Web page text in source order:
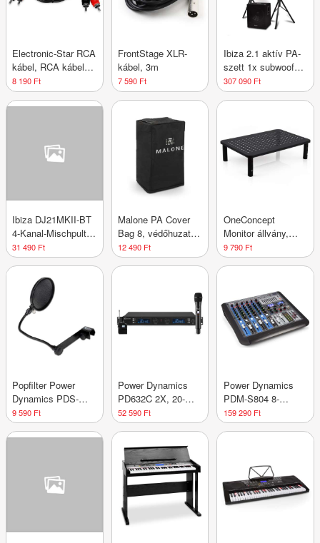
Electronic-Star RCA
kábel, RCA kábel, 2
m
8 190 Ft
FrontStage XLR-
kábel, 3m
7 590 Ft
Ibiza 2.1 aktív PA-
szett 1x subwoofer
2x szatelit 2x
állvány
307 090 Ft
Ibiza DJ21MKII-BT
4-Kanal-Mischpult
USB BT MP3
31 490 Ft
Malone PA Cover
Bag 8, védőhuzat
PA hangfalakra 20
cm-es (8"), nejlon,
12 490 Ft
OneConcept
Monitor állvány,
fém, perforált
mintával, 37 × 10 ×
9 790 Ft
Popfilter Power
Dynamics PDS-
M16
9 590 Ft
Power Dynamics
PD632C 2X, 20-
csatornás UHF
vezeték nélküli
x kézi / 1 x headset
mikrofon
52 590 Ft
Power Dynamics
PDM-S804 8-
csatornás
keverőpult,
159 290 Ft